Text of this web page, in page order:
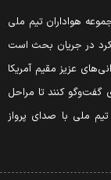
هواداران تیم ملی
در جریان بحث است
عزیز مقیم آمریکا
کنند تا مراحل
ملی با صدای پرواز